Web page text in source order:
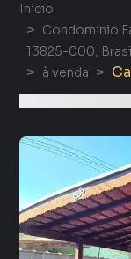
Início
Condomínio
13825-000,
à venda